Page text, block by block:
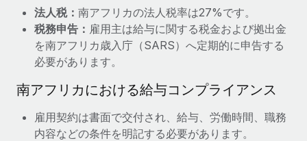
詳細を見る
法人税： 南アフリカの法人税率は27%です。
税務申告： 雇用主は給与に関する税金および拠出金
を南アフリカ歳入庁（SARS）へ定期的に申告する
必要があります。
南アフリカにおける給与コンプライアンス
雇用契約は書面で交付され、給与、労働時間、職務
内容などの条件を明記する必要があります。